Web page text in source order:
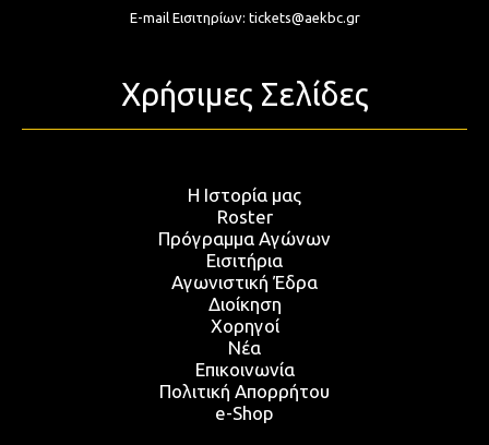
E-mail Εισιτηρίων: tickets@aekbc.gr
Χρήσιμες Σελίδες
Η Ιστορία μας
Roster
Πρόγραμμα Αγώνων
Εισιτήρια
Αγωνιστική Έδρα
Διοίκηση
Χορηγοί
Νέα
Επικοινωνία
Πολιτική Απορρήτου
e-Shop